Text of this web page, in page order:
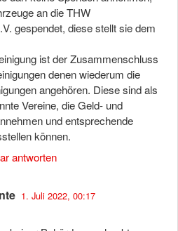
an die THW
gespendet, diese stellt sie dem
ist der Zusammenschluss
denen wiederum die
angehören. Diese sind als
Vereine, die Geld- und
und entsprechende
können.
antworten
1. Juli 2022, 00:17